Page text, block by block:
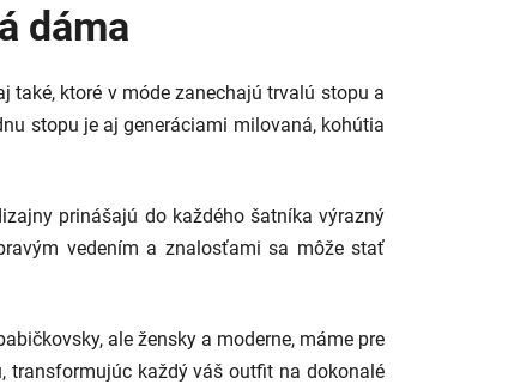
dáma
také, ktoré v móde zanechajú trvalú stopu a
stopu je aj generáciami milovaná, kohútia
prinášajú do každého šatníka výrazný
vedením a znalosťami sa môže stať
ale žensky a moderne, máme pre
transformujúc každý váš outfit na dokonalé